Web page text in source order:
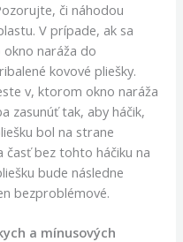
či náhodou
V prípade, ak sa
okno naráža do
kovové pliešky.
v, ktorom okno naráža
zasunúť tak, aby háčik,
bol na strane
časť bez tohto háčiku na
bude následne
bezproblémové.
a mínusových